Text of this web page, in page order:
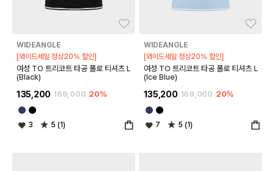
WIDEANGLE
[와이드세일 정상20% 할인]
여성 TO 트리코트 타공 폴로 티셔츠 L
(Black)
135,200 169,000 20%
3 5 (1)
WIDEANGLE
[와이드세일 정상20% 할인]
여성 TO 트리코트 타공 폴로 티셔츠 L
(Ice Blue)
135,200 169,000 20%
7 5 (1)